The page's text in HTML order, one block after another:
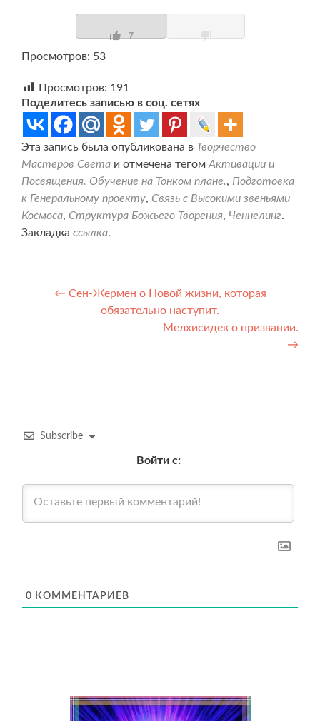
7
Просмотров: 53
Просмотров: 191
Поделитесь записью в соц. сетях
Эта запись была опубликована в Творчество
Мастеров Света и отмечена тегом Активации и
Посвящения. Обучение на Тонком плане., Подготовка
к Генеральному проекту, Связь с Высокими звеньями
Космоса, Структура Божьего Творения, Ченнелинг.
Закладка ссылка.
Навигация
← Сен-Жермен о Новой жизни, которая
обязательно наступит.
Мелхисидек о призвании.
→
Subscribe
Войти с:
0 КОММЕНТАРИЕВ